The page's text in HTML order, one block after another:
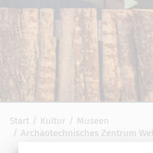
Start Kultur
Museen
Archäotechnisches Zentrum